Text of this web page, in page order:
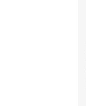
широк
IP65 -